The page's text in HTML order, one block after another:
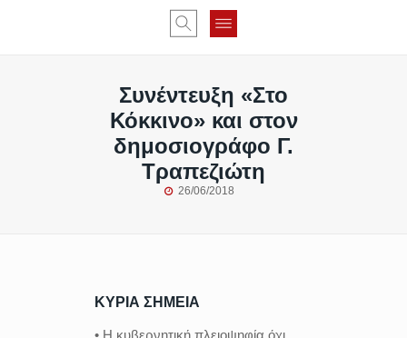
Συνέντευξη «Στο
Κόκκινο» και στον
δημοσιογράφο Γ.
Τραπεζιώτη
26/06/2018
ΚΥΡΙΑ ΣΗΜΕΙΑ
• Η κυβερνητική πλειοψηφία όχι